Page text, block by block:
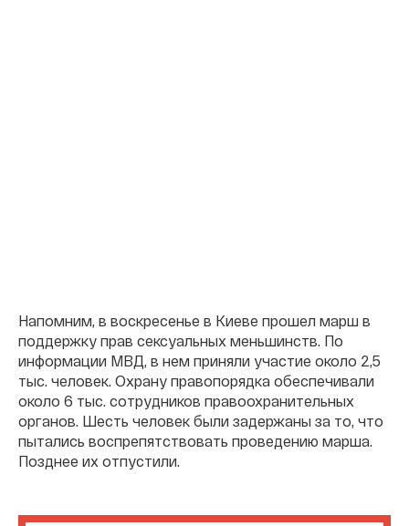
Напомним, в воскресенье в Киеве прошел марш в
поддержку прав сексуальных меньшинств. По
информации МВД, в нем приняли участие около 2,5
тыс. человек. Охрану правопорядка обеспечивали
около 6 тыс. сотрудников правоохранительных
органов. Шесть человек были задержаны за то, что
пытались воспрепятствовать проведению марша.
Позднее их отпустили.